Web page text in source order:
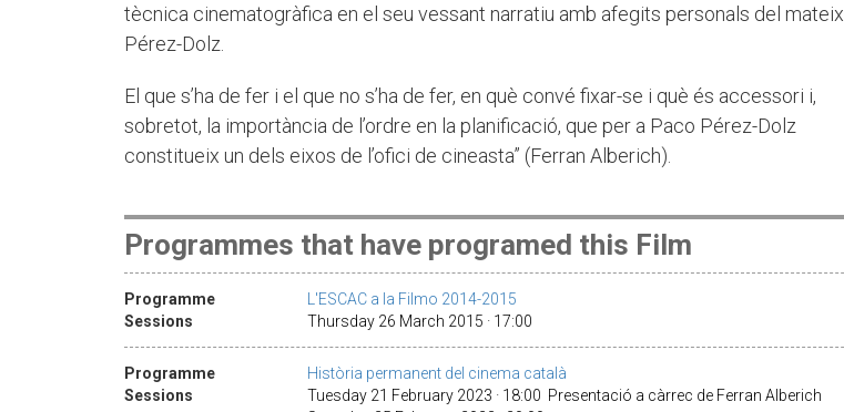
tècnica cinematogràfica en el seu vessant narratiu amb afegits personals del mateix
Pérez-Dolz.
El que s’ha de fer i el que no s’ha de fer, en què convé fixar-se i què és accessori i,
sobretot, la importància de l’ordre en la planificació, que per a Paco Pérez-Dolz
constitueix un dels eixos de l’ofici de cineasta” (Ferran Alberich).
Programmes that have programed this Film
Programme
L'ESCAC a la Filmo 2014-2015
Sessions
Thursday 26 March 2015 · 17:00
Programme
Història permanent del cinema català
Sessions
Tuesday 21 February 2023 · 18:00 Presentació a càrrec de Ferran Alberich